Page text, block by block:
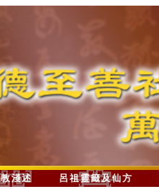
淺述 呂祖靈籤及仙方